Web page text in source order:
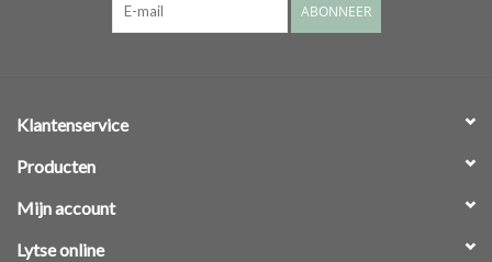
ABONNEER
Klantenservice
Producten
Mijn account
Lytse online